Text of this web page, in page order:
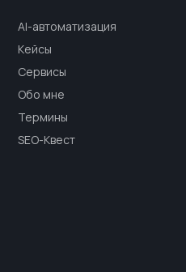
AI-автоматизация
Кейсы
Сервисы
Обо мне
Термины
SEO-Квест